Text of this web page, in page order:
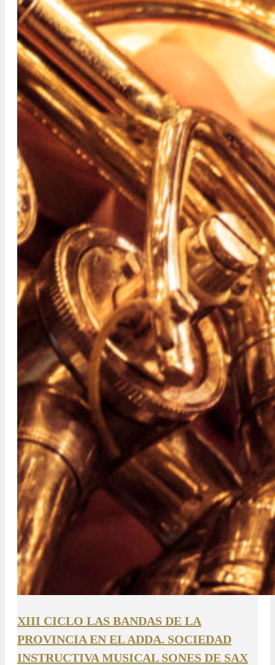
XIII CICLO LAS BANDAS DE LA
PROVINCIA EN EL ADDA. SOCIEDAD
INSTRUCTIVA MUSICAL SONES DE SAX